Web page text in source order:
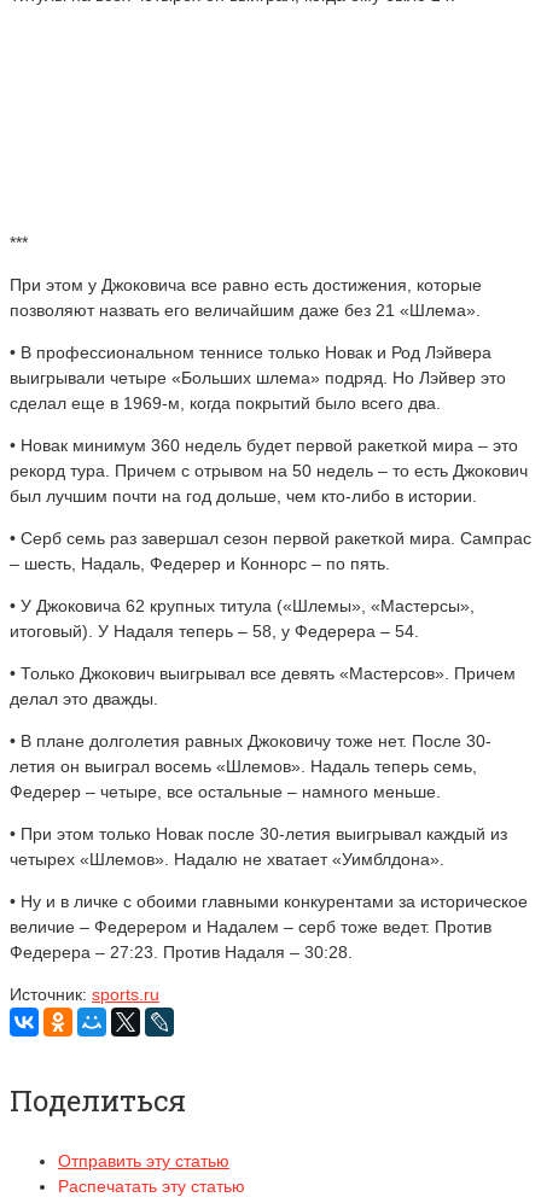
***
При этом у Джоковича все равно есть достижения, которые
позволяют назвать его величайшим даже без 21 «Шлема».
• В профессиональном теннисе только Новак и Род Лэйвера
выигрывали четыре «Больших шлема» подряд. Но Лэйвер это
сделал еще в 1969-м, когда покрытий было всего два.
• Новак минимум 360 недель будет первой ракеткой мира – это
рекорд тура. Причем с отрывом на 50 недель – то есть Джокович
был лучшим почти на год дольше, чем кто-либо в истории.
• Серб семь раз завершал сезон первой ракеткой мира. Сампрас
– шесть, Надаль, Федерер и Коннорс – по пять.
• У Джоковича 62 крупных титула («Шлемы», «Мастерсы»,
итоговый). У Надаля теперь – 58, у Федерера – 54.
• Только Джокович выигрывал все девять «Мастерсов». Причем
делал это дважды.
• В плане долголетия равных Джоковичу тоже нет. После 30-
летия он выиграл восемь «Шлемов». Надаль теперь семь,
Федерер – четыре, все остальные – намного меньше.
• При этом только Новак после 30-летия выигрывал каждый из
четырех «Шлемов». Надалю не хватает «Уимблдона».
• Ну и в личке с обоими главными конкурентами за историческое
величие – Федерером и Надалем – серб тоже ведет. Против
Федерера – 27:23. Против Надаля – 30:28.
Источник: sports.ru
Поделиться
Отправить эту статью
Распечатать эту статью